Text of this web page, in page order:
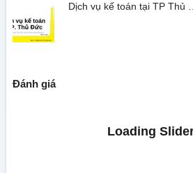
Dịch vụ kế toán tại TP Thủ …
Đánh giá